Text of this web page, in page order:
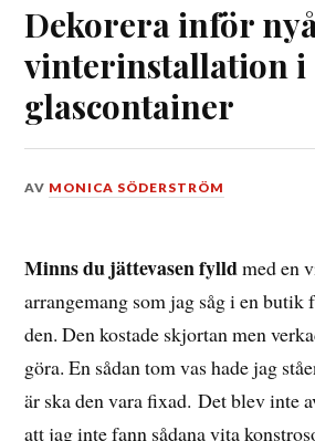
Dekorera inför
vinterinstallation i
glascontainer
DEN
2015
AV MONICA SÖDERSTRÖM
Minns du jättevasen fylldmed en
arrangemang som jag såg i en
den. Den kostade skjortan men
göra. En sådan tom vas hade jag
är ska den vara fixad. Det blev inte
att jag inte fann sådana vita